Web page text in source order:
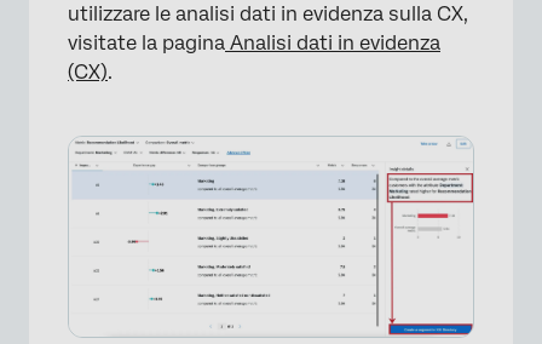
utilizzare le analisi dati in evidenza sulla CX,
visitate la pagina Analisi dati in evidenza
(CX).